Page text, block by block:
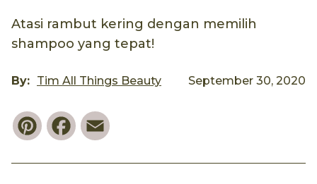
Atasi rambut kering dengan memilih
shampoo yang tepat!
By: Tim All Things Beauty September 30, 2020
PinterestFacebook